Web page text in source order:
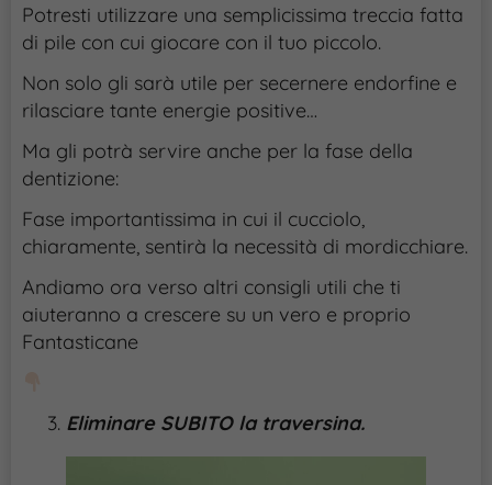
Potresti utilizzare una semplicissima treccia fatta
di pile con cui giocare con il tuo piccolo.
Non solo gli sarà utile per secernere endorfine e
rilasciare tante energie positive…
Ma gli potrà servire anche per la fase della
dentizione:
Fase importantissima in cui il cucciolo,
chiaramente, sentirà la necessità di mordicchiare.
Andiamo ora verso altri consigli utili che ti
aiuteranno a crescere su un vero e proprio
Fantasticane
Eliminare SUBITO la traversina.